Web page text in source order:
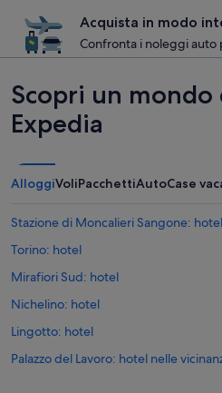
Acquista in modo
Confronta i noleggi
Scopri un mondo
Expedia
AlloggiVoliPacchettiAutoCase
Stazione di Moncalieri Sangone:
Torino: hotel
Mirafiori Sud: hotel
Nichelino: hotel
Lingotto: hotel
Palazzo del Lavoro: hotel nelle